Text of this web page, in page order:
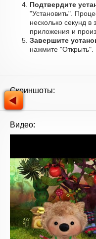
Подтвердите
"Установить".
несколько секунд в
приложения и
Завершите
нажмите "Открыть".
Скриншоты:
Видео: